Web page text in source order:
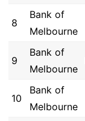
8
Bank of
Melbourne
9
Bank of
Melbourne
10
Bank of
Melbourne